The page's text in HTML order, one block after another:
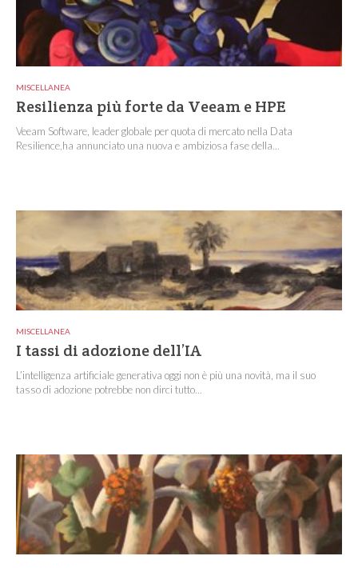
MISCELLANEA
Resilienza più forte da Veeam e HPE
Veeam Software, leader globale per quota di mercato nella Data
Resilience,ha annunciato una nuova e ambiziosa fase della...
MISCELLANEA
I tassi di adozione dell’IA
L’intelligenza artificiale generativa oggi non è più una novità, ma il suo
tasso di adozione potrebbe non dirci tutto...